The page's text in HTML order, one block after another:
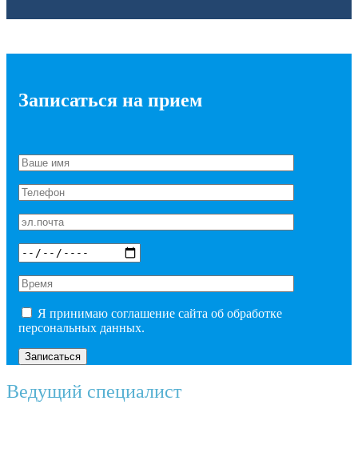
Записаться на прием
Я принимаю соглашение сайта об обработке
персональных данных.
Ведущий специалист